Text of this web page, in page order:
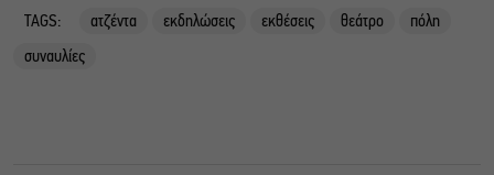
TAGS: ατζέντα εκδηλώσεις εκθέσεις θεάτρο
πόλη
συναυλίες